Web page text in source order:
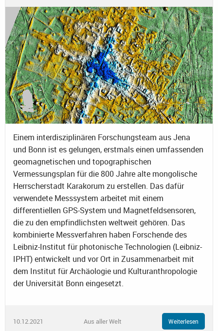
Einem interdisziplinären Forschungsteam aus Jena
und Bonn ist es gelungen, erstmals einen umfassenden
geomagnetischen und topographischen
Vermessungsplan für die 800 Jahre alte mongolische
Herrscherstadt Karakorum zu erstellen. Das dafür
verwendete Messsystem arbeitet mit einem
differentiellen GPS-System und Magnetfeldsensoren,
die zu den empfindlichsten weltweit gehören. Das
kombinierte Messverfahren haben Forschende des
Leibniz-Institut für photonische Technologien (Leibniz-
IPHT) entwickelt und vor Ort in Zusammenarbeit mit
dem Institut für Archäologie und Kulturanthropologie
der Universität Bonn eingesetzt.
10.12.2021 Aus aller Welt Weiterlesen